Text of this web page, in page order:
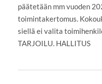
päätetään mm vuoden
toimintakertomus.
siellä ei valita
TARJOILU. HALLITUS